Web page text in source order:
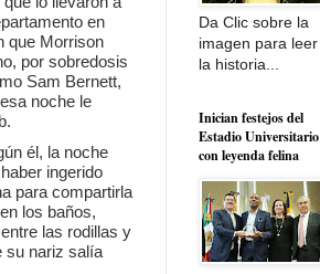
en
que Morrison
por sobredosis
Sam Bernett,
noche le
él, la noche
ingerido
para compartirla
los baños,
las rodillas y
su nariz salía
Da Clic sobre la
imagen para leer
la historia...
Inician festejos del
Estadio Universitario
con leyenda felina